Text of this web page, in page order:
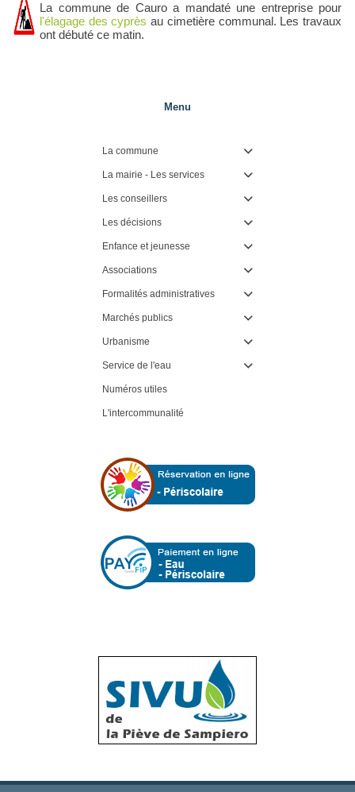
La commune de Cauro a mandaté une entreprise pour
l'élagage des cyprès au cimetière communal. Les travaux
ont débuté ce matin.
Menu
La commune 
La mairie - Les services 
Les conseillers 
Les décisions 
Enfance et jeunesse 
Associations 
Formalités administratives 
Marchés publics 
Urbanisme 
Service de l'eau 
Numéros utiles
L'intercommunalité